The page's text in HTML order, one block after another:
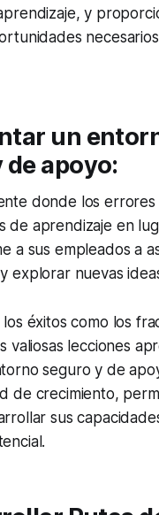
y
un
de apoyo:
donde los errores
de aprendizaje en
a sus empleados a
explorar nuevas
éxitos como los
valiosas lecciones
seguro y de
de crecimiento,
sus